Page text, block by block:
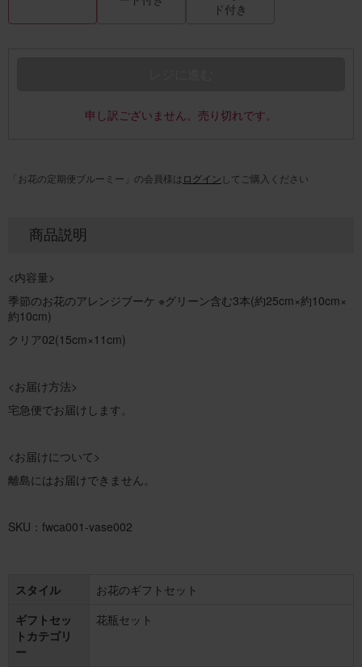
ド付き
申し訳ございません。売り切れです。
「お花の定期便ブルーミー」の会員様は ログイン してご購入ください
商品説明
<内容量>
季節のお花のアレンジブーケ ※グリーン含む3本(約25cm×約10cm×
約10cm)
クリア02(15cm×11cm)
<お届け方法>
宅急便でお届けします。
<お届けについて>
離島にはお届けできません。
SKU：fwca001-vase002
スタイル
お花のギフトセット
ギフトセッ
トカテゴリ
ー
花瓶セット